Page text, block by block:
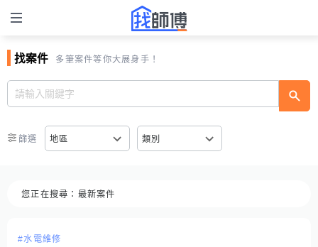
找案件 多筆案件等你大展身手！
篩選 地區 類別
您正在搜尋： 最新案件
#水電維修